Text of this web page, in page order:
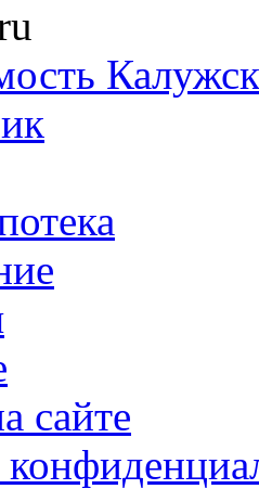
сайте